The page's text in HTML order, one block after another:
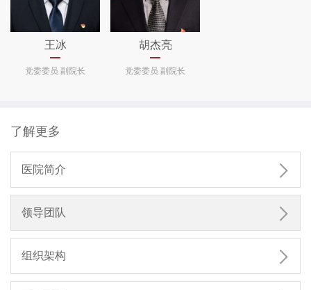
王冰
党委委员 副院长
胡杰亮
党委委员 副院长
了解更多
医院简介 
领导团队 
组织架构 